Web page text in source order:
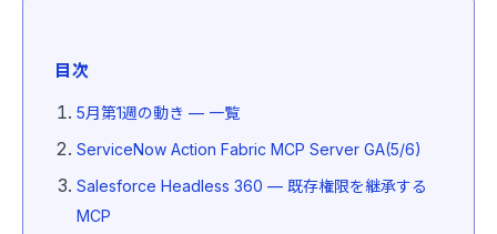
目次
5月第1週の動き — 一覧
ServiceNow Action Fabric MCP Server GA(5/6)
Salesforce Headless 360 — 既存権限を継承する
MCP